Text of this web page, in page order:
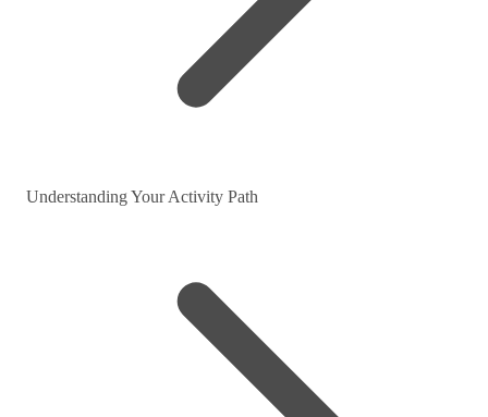
Understanding Your Activity Path